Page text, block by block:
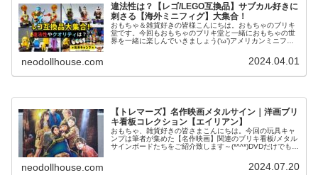
違法性は？【レゴ/LEGO互換品】サブカル好きに
刺さる【海外ミニフィグ】大集合！
おもちゃ＆雑貨好きの皆様こんにちは。おもちゃのブリキ
堂です。今回もおもちゃのブリキ堂と一緒におもちゃの世
界を一緒に楽しんでいきましょう(‘ω’)アメリカンミニフィ
neodollhouse.com 2024.04.01
【トレマーズ】名作映画メタルサイン｜洋画ブリ
キ看板コレクション【エイリアン】
おもちゃ、雑貨好きの皆さまこんにちは。今回の玩具キャ
ンプは筆者が集めた【名作映画】関連のブリキ看板/メタル
サインボードたちをご紹介致します～(*^^*)DVDだけでも
neodollhouse.com 2024.07.20